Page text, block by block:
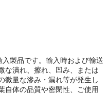
製品です。輸入時および輸送
な潰れ、擦れ、凹み、または
微量な滲み・漏れ等が発生し
自体の品質や密閉性、ご使用